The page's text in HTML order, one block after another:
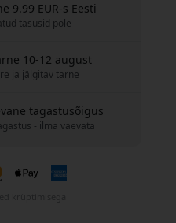
9.99 EUR-s Eesti
tasusid pole
10-12 august
ja jälgitav tarne
tagastusõigus
- ilma vaevata